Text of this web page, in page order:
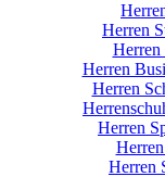
Herren
Herren
Herren
Herren
Herren
Herren